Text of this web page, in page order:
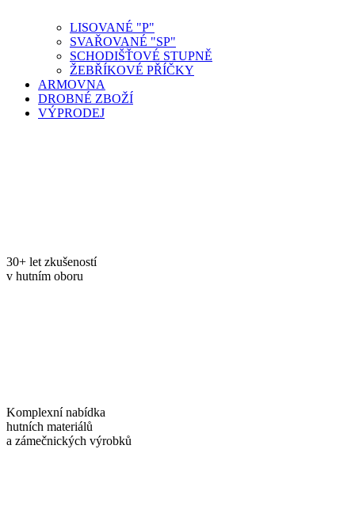
LISOVANÉ "P"
SVAŘOVANÉ "SP"
SCHODIŠŤOVÉ STUPNĚ
ŽEBŘÍKOVÉ PŘÍČKY
ARMOVNA
DROBNÉ ZBOŽÍ
VÝPRODEJ
30+ let zkušeností
v hutním oboru
Komplexní nabídka
hutních materiálů
a zámečnických výrobků